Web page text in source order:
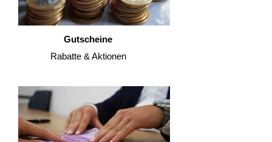
Gutscheine
Rabatte & Aktionen